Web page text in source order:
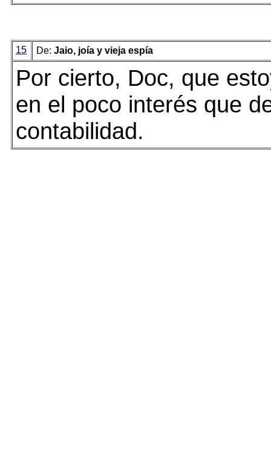
15 De: Jaio, joía y vieja espía
Por cierto, Doc, que
en el poco interés que
contabilidad.